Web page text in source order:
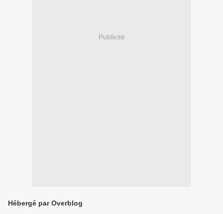
Publicité
Hébergé par Overblog